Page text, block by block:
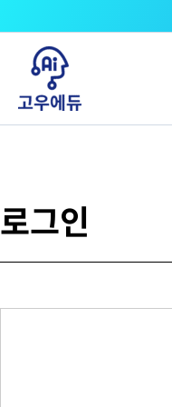
건너뛰기
로그인